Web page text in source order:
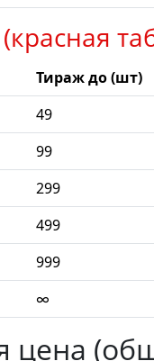
Тираж до (шт)
49
99
299
499
999
∞